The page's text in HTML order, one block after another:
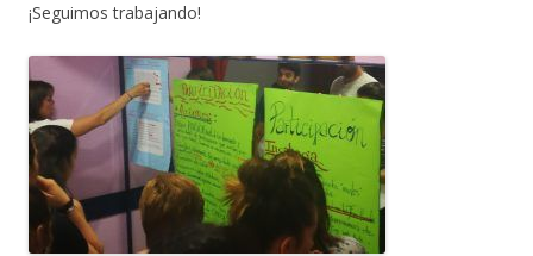
¡Seguimos trabajando!